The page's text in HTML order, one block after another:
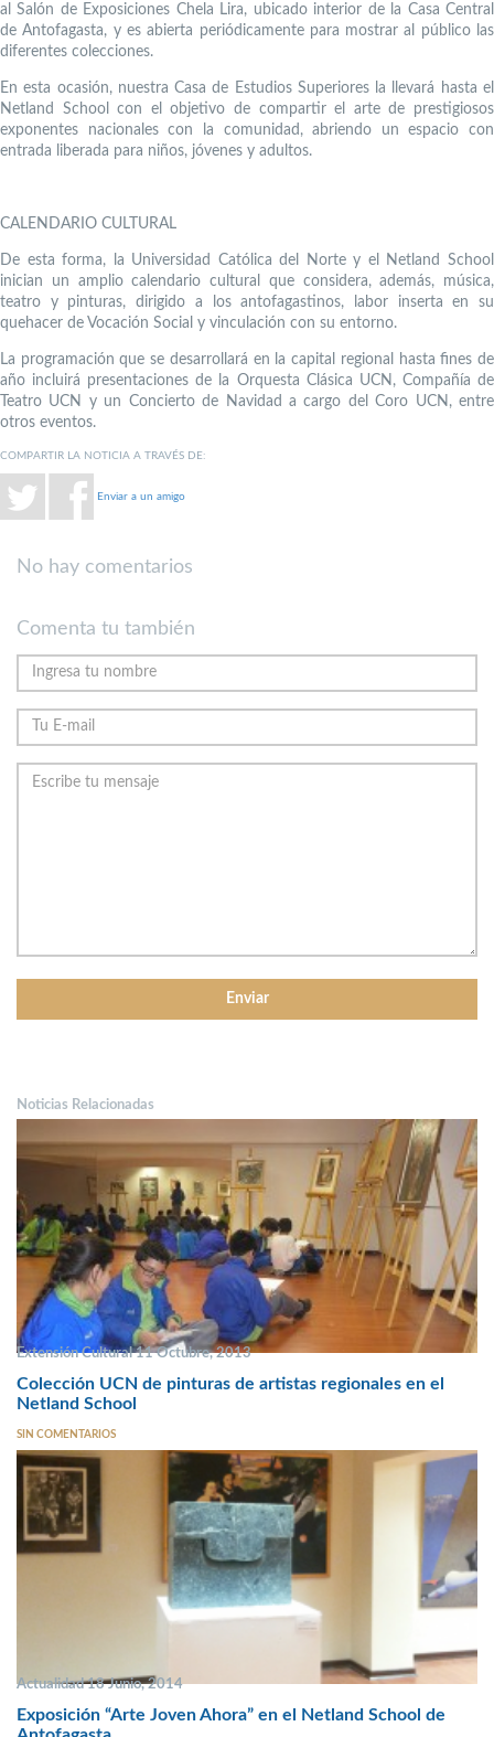
al Salón de Exposiciones Chela Lira, ubicado interior de la Casa Central
de Antofagasta, y es abierta periódicamente para mostrar al público las
diferentes colecciones.
En esta ocasión, nuestra Casa de Estudios Superiores la llevará hasta el
Netland School con el objetivo de compartir el arte de prestigiosos
exponentes nacionales con la comunidad, abriendo un espacio con
entrada liberada para niños, jóvenes y adultos.
CALENDARIO CULTURAL
De esta forma, la Universidad Católica del Norte y el Netland School
inician un amplio calendario cultural que considera, además, música,
teatro y pinturas, dirigido a los antofagastinos, labor inserta en su
quehacer de Vocación Social y vinculación con su entorno.
La programación que se desarrollará en la capital regional hasta fines de
año incluirá presentaciones de la Orquesta Clásica UCN, Compañía de
Teatro UCN y un Concierto de Navidad a cargo del Coro UCN, entre
otros eventos.
COMPARTIR LA NOTICIA A TRAVÉS DE:
Enviar a un amigo
No hay comentarios
Comenta tu también
Noticias Relacionadas
Extensión Cultural 11 Octubre, 2013
Colección UCN de pinturas de artistas regionales en el
Netland School
SIN COMENTARIOS
Actualidad 18 Junio, 2014
Exposición “Arte Joven Ahora” en el Netland School de